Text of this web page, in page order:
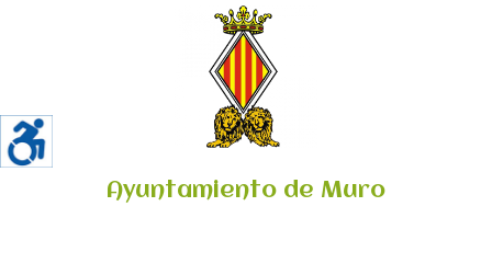
Ayuntamiento de Muro